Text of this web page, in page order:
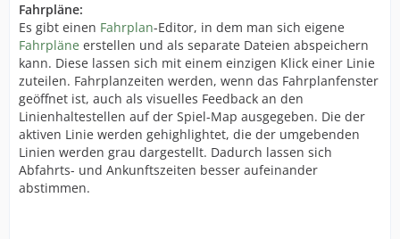
Fahrpläne:
Es gibt einen Fahrplan-Editor, in dem man sich eigene
Fahrpläne erstellen und als separate Dateien abspeichern
kann. Diese lassen sich mit einem einzigen Klick einer Linie
zuteilen. Fahrplanzeiten werden, wenn das Fahrplanfenster
geöffnet ist, auch als visuelles Feedback an den
Linienhaltestellen auf der Spiel-Map ausgegeben. Die der
aktiven Linie werden gehighlightet, die der umgebenden
Linien werden grau dargestellt. Dadurch lassen sich
Abfahrts- und Ankunftszeiten besser aufeinander
abstimmen.